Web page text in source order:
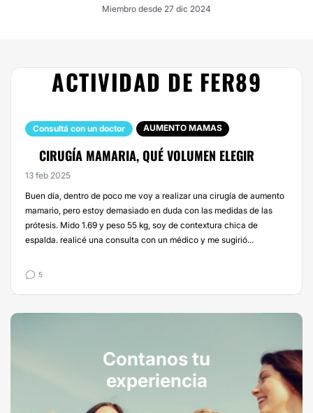
Miembro desde 27 dic 2024
ACTIVIDAD DE FER89
Consultá con un doctor AUMENTO MAMAS
CIRUGÍA MAMARIA, QUÉ VOLUMEN ELEGIR
13 feb 2025
Buen día, dentro de poco me voy a realizar una cirugía de aumento
mamario, pero estoy demasiado en duda con las medidas de las
prótesis. Mido 1.69 y peso 55 kg, soy de contextura chica de
espalda. realicé una consulta con un médico y me sugirió...
5
Contanos tu
experiencia